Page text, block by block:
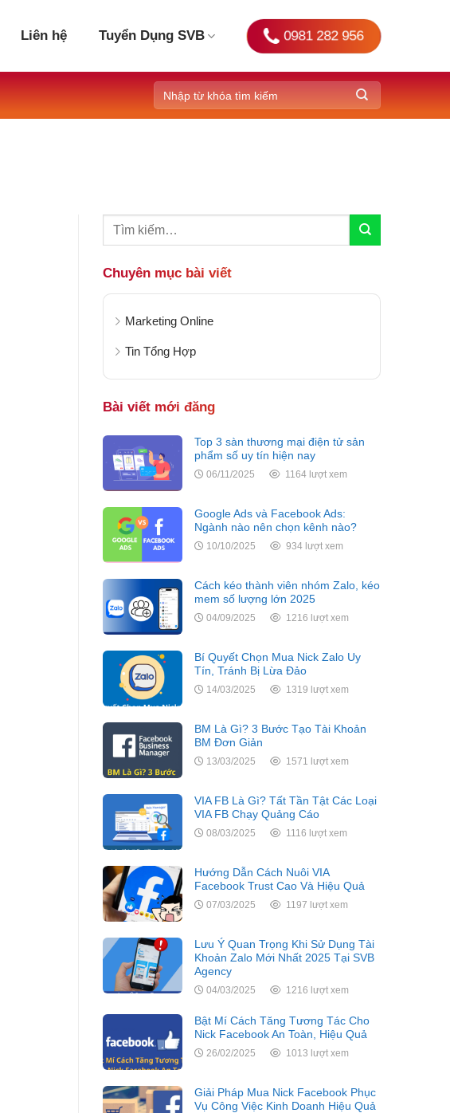
Liên hệ Tuyển Dụng SVB 0981 282 956
Chuyên mục bài viết
Marketing Online
Tin Tổng Hợp
Bài viết mới đăng
Top 3 sàn thương mại điện tử sản
phẩm số uy tín hiện nay
06/11/2025 1164 lượt xem
Google Ads và Facebook Ads:
Ngành nào nên chọn kênh nào?
10/10/2025 934 lượt xem
Cách kéo thành viên nhóm Zalo, kéo
mem số lượng lớn 2025
04/09/2025 1216 lượt xem
Bí Quyết Chọn Mua Nick Zalo Uy
Tín, Tránh Bị Lừa Đảo
14/03/2025 1319 lượt xem
BM Là Gì? 3 Bước Tạo Tài Khoản
BM Đơn Giản
13/03/2025 1571 lượt xem
VIA FB Là Gì? Tất Tần Tật Các Loại
VIA FB Chạy Quảng Cáo
08/03/2025 1116 lượt xem
Hướng Dẫn Cách Nuôi VIA
Facebook Trust Cao Và Hiệu Quả
07/03/2025 1197 lượt xem
Lưu Ý Quan Trọng Khi Sử Dụng Tài
Khoản Zalo Mới Nhất 2025 Tại SVB
Agency
04/03/2025 1216 lượt xem
Bật Mí Cách Tăng Tương Tác Cho
Nick Facebook An Toàn, Hiệu Quả
26/02/2025 1013 lượt xem
Giải Pháp Mua Nick Facebook Phục
Vụ Công Việc Kinh Doanh Hiệu Quả